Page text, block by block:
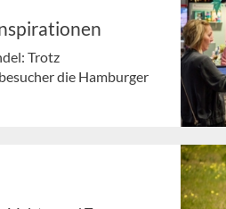
Trotz
die Hamburger